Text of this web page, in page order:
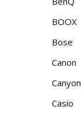
BOOX
Bose
Canon
Canyon
Casio